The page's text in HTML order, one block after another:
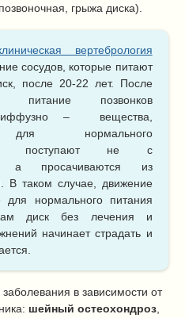
грыжа диска).
вертебрология
сосудов, которые питают
после 20-22 лет. После
питание позвонков
диффузно – вещества,
для нормального
поступают не с
а просачиваются из
В таком случае, движение
для нормального питания
диск без лечения и
начинает страдать и
в зависимости от
шейный остеохондроз,